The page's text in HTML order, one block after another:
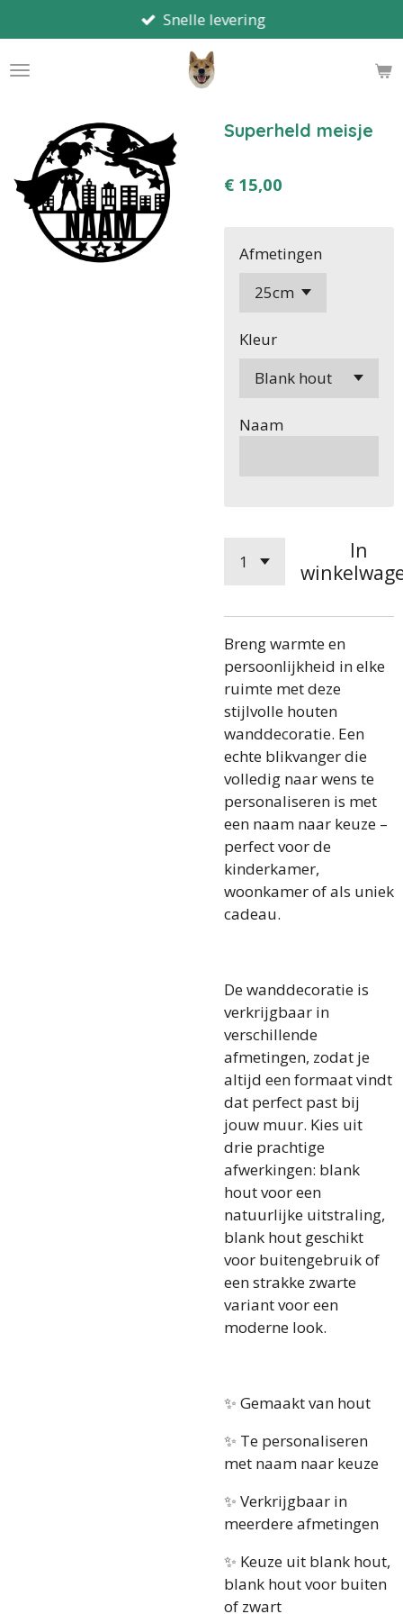
direct
naar
Snelle levering
Superheld meisje
€ 15,00
Afmetingen
Kleur
Naam
In
Breng warmte en
persoonlijkheid in elke
ruimte met deze
stijlvolle houten
wanddecoratie. Een
echte blikvanger die
volledig naar wens te
personaliseren is met
een naam naar keuze –
perfect voor de
kinderkamer,
woonkamer of als uniek
cadeau.
De wanddecoratie is
verkrijgbaar in
verschillende
afmetingen, zodat je
altijd een formaat vindt
dat perfect past bij
jouw muur. Kies uit
drie prachtige
afwerkingen: blank
hout voor een
natuurlijke uitstraling,
blank hout geschikt
voor buitengebruik of
een strakke zwarte
variant voor een
moderne look.
✨ Gemaakt van hout
✨ Te personaliseren
met naam naar keuze
✨ Verkrijgbaar in
meerdere afmetingen
✨ Keuze uit blank hout,
blank hout voor buiten
of zwart